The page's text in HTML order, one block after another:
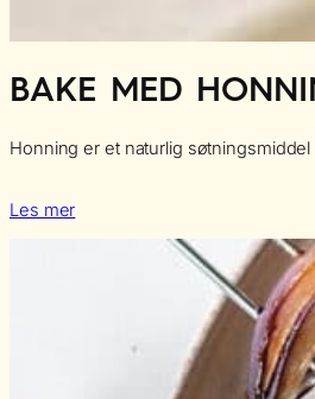
BAKE MED
Honning er et naturlig
Les mer